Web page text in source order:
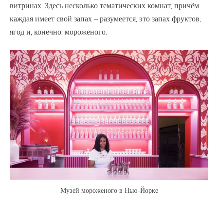
витринах. Здесь несколько тематических комнат, причём
каждая имеет свой запах – разумеется, это запах фруктов,
ягод и, конечно, мороженого.
Музей мороженого в Нью-Йорке